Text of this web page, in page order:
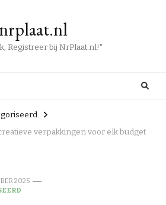
nrplaat.nl
Registreer bij NrPlaat.nl!"
verpakkingen voor elk budget
2025